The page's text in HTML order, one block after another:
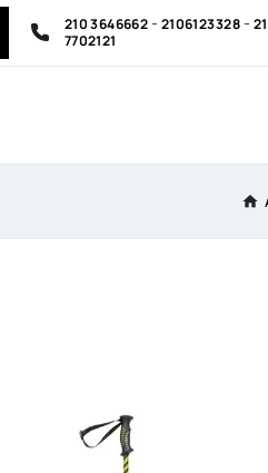
210 3646662- 2106123328-
7702121